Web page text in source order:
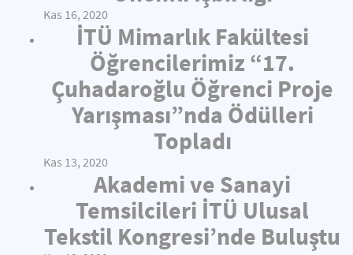
Kas 16, 2020
İTÜ Mimarlık Fakültesi
Öğrencilerimiz “17.
Çuhadaroğlu Öğrenci Proje
Yarışması”nda Ödülleri
Topladı
Kas 13, 2020
Akademi ve Sanayi
Temsilcileri İTÜ Ulusal
Tekstil Kongresi’nde Buluştu